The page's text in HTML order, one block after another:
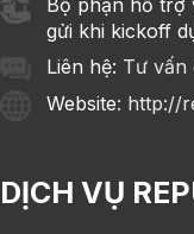
Bộ phận hỗ trợ
gửi khi kickoff
Liên hệ: Tư vấn
Website: http://
DỊCH VỤ